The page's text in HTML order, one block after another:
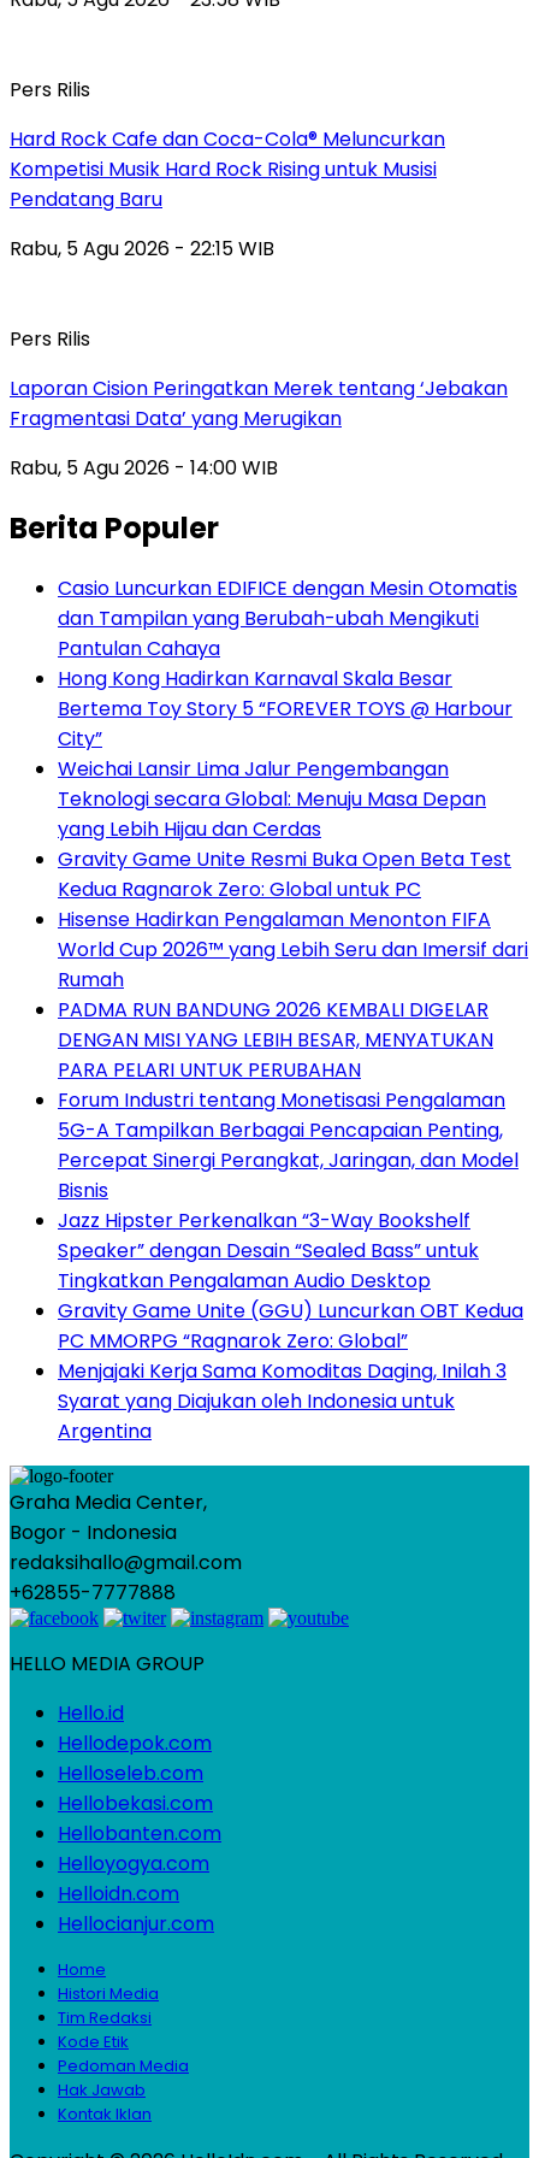
Pers Rilis
Hard Rock Cafe dan Coca-Cola® Meluncurkan
Kompetisi Musik Hard Rock Rising untuk Musisi
Pendatang Baru
Rabu, 5 Agu 2026 - 22:15 WIB
Pers Rilis
Laporan Cision Peringatkan Merek tentang ‘Jebakan
Fragmentasi Data’ yang Merugikan
Rabu, 5 Agu 2026 - 14:00 WIB
Berita Populer
Casio Luncurkan EDIFICE dengan Mesin Otomatis
dan Tampilan yang Berubah-ubah Mengikuti
Pantulan Cahaya
Hong Kong Hadirkan Karnaval Skala Besar
Bertema Toy Story 5 “FOREVER TOYS @ Harbour
City”
Weichai Lansir Lima Jalur Pengembangan
Teknologi secara Global: Menuju Masa Depan
yang Lebih Hijau dan Cerdas
Gravity Game Unite Resmi Buka Open Beta Test
Kedua Ragnarok Zero: Global untuk PC
Hisense Hadirkan Pengalaman Menonton FIFA
World Cup 2026™ yang Lebih Seru dan Imersif dari
Rumah
PADMA RUN BANDUNG 2026 KEMBALI DIGELAR
DENGAN MISI YANG LEBIH BESAR, MENYATUKAN
PARA PELARI UNTUK PERUBAHAN
Forum Industri tentang Monetisasi Pengalaman
5G-A Tampilkan Berbagai Pencapaian Penting,
Percepat Sinergi Perangkat, Jaringan, dan Model
Bisnis
Jazz Hipster Perkenalkan “3-Way Bookshelf
Speaker” dengan Desain “Sealed Bass” untuk
Tingkatkan Pengalaman Audio Desktop
Gravity Game Unite (GGU) Luncurkan OBT Kedua
PC MMORPG “Ragnarok Zero: Global”
Menjajaki Kerja Sama Komoditas Daging, Inilah 3
Syarat yang Diajukan oleh Indonesia untuk
Argentina
Graha Media Center,
Bogor - Indonesia
redaksihallo@gmail.com
+62855-7777888
HELLO MEDIA GROUP
Hello.id
Hellodepok.com
Helloseleb.com
Hellobekasi.com
Hellobanten.com
Helloyogya.com
Helloidn.com
Hellocianjur.com
Home
Histori Media
Tim Redaksi
Kode Etik
Pedoman Media
Hak Jawab
Kontak Iklan